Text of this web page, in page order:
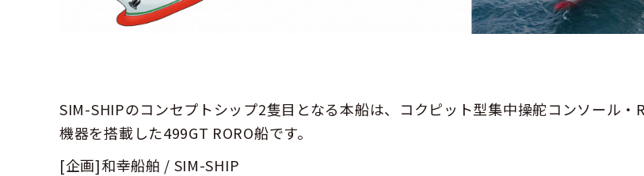
SIM-SHIPのコンセプトシップ2隻目となる本船は、コクピット型集中操舵コンソール
機器を搭載した499GT RORO船です。
[企画]和幸船舶 / SIM-SHIP